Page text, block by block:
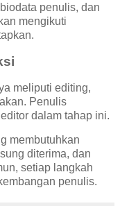
penulis, dan
mengikuti
meliputi editing,
Penulis
dalam tahap ini.
membutuhkan
diterima, dan
setiap langkah
penulis.